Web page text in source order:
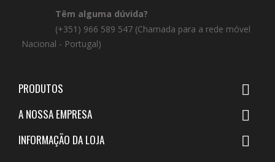
Têm alguma dúvida?
(+351) 966 589 547 (Chamada para a rede móvel
Nacional - Portugal)
PRODUTOS 
A NOSSA EMPRESA 
INFORMAÇÃO DA LOJA 